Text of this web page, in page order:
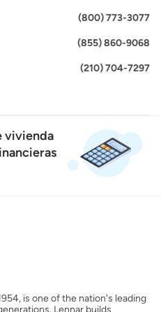
(800) 773-3077
(855) 860-9068
(210) 704-7297
vivienda
usada
de crédito
is one of the nation's leading
Lennar builds